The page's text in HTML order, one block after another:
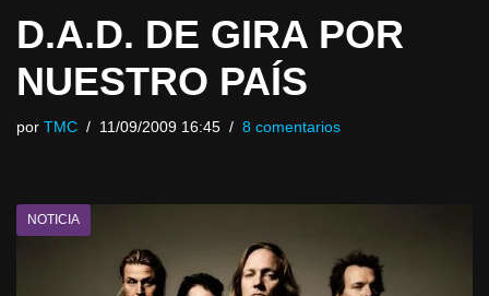
D.A.D. DE GIRA POR
NUESTRO PAÍS
por TMC 11/09/2009 16:45 8 comentarios
NOTICIA